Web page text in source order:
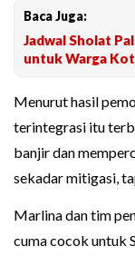
Baca Juga:
Jadwal Sholat
untuk Warga
Menurut hasil
terintegrasi itu
banjir dan
sekadar mitigasi,
Marlina dan tim
cuma cocok untuk